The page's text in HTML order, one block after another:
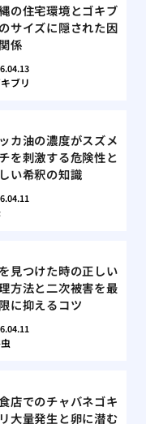
の住宅環境とゴキブ
サイズに隠された因
係
ブリ
カ油の濃度がスズメ
を刺激する危険性と
い希釈の知識
見つけた時の正しい
方法と二次被害を最
に抑えるコツ
店でのチャバネゴキ
大量発生と卵に潜む